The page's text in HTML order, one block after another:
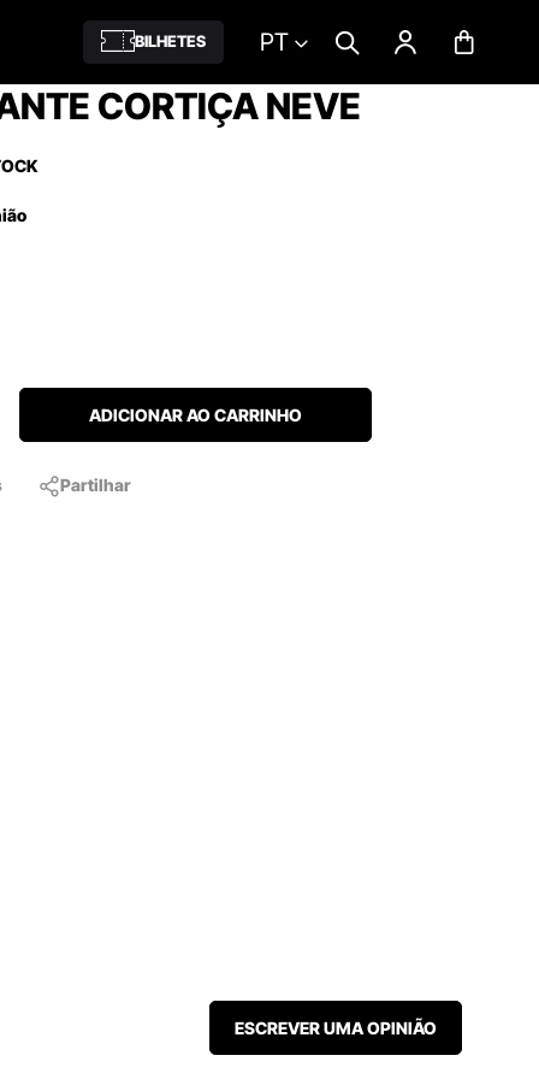
BILHETES PT
CORTIÇA NEVE
ADICIONAR AO CARRINHO
Partilhar
ESCREVER UMA OPINIÃO